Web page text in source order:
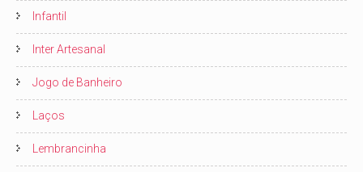
Infantil
Inter Artesanal
Jogo de Banheiro
Laços
Lembrancinha